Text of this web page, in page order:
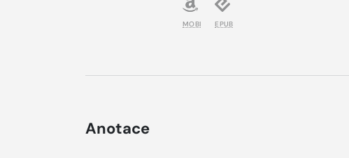
MOBI EPUB
Anotace